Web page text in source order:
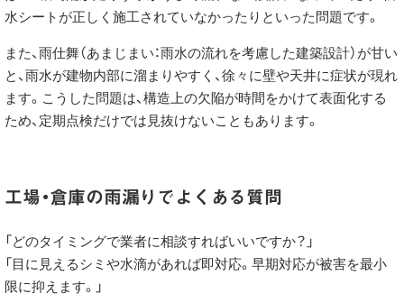
水シートが正しく施工されていなかったりといった問題です。
また、雨仕舞（あまじまい：雨水の流れを考慮した建築設計）が甘い
と、雨水が建物内部に溜まりやすく、徐々に壁や天井に症状が現れ
ます。こうした問題は、構造上の欠陥が時間をかけて表面化する
ため、定期点検だけでは見抜けないこともあります。
工場・倉庫の雨漏りでよくある質問
「どのタイミングで業者に相談すればいいですか？」
「目に見えるシミや水滴があれば即対応。早期対応が被害を最小
限に抑えます。」